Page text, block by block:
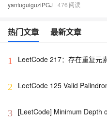
yantuguiguziPGJ 476
热门文章 最新文章
1 LeetCode 217：存在重复元
2 LeetCode 125 Valid
3 [LeetCode] Minimum Depth